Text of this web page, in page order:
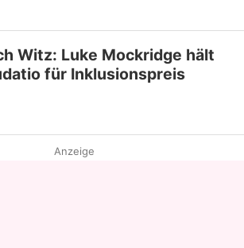
Witz: Luke Mockridge hält
für Inklusionspreis
Anzeige